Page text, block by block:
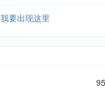
我要出现这里